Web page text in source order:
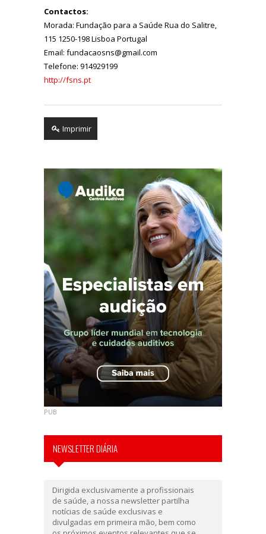
Contactos:
Morada: Fundação para a Saúde Rua do Salitre,
115 1250-198 Lisboa Portugal
Email: fundacaosns@gmail.com
Telefone: 914929199
http://fsns.pt
Imprimir
PUB
NEWSLETTER DIÁRIA
Dirigida exclusivamente a profissionais
de saúde, a nossa newsletter partilha
notícias de saúde exclusivas e
divulgadas em primeira mão, bem como